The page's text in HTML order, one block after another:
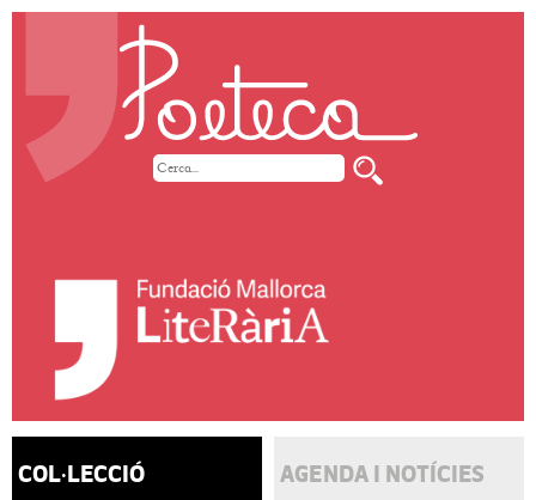
COL·LECCIÓ AGENDA I NOTÍCIES